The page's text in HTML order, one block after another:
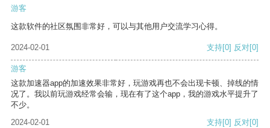
游客
这款软件的社区氛围非常好，可以与其他用户交流学习心得。
2024-02-01 支持[0] 反对[0]
游客
这款加速器app的加速效果非常好，玩游戏再也不会出现卡顿、掉线的情
况了。我以前玩游戏经常会输，现在有了这个app，我的游戏水平提升了
不少。
2024-02-01
支持[0] 反对[0]